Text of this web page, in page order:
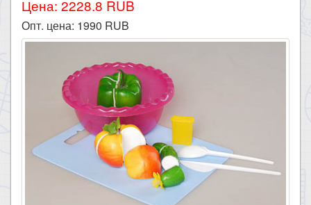
Цена: 2228.8 RUB
Опт. цена: 1990 RUB